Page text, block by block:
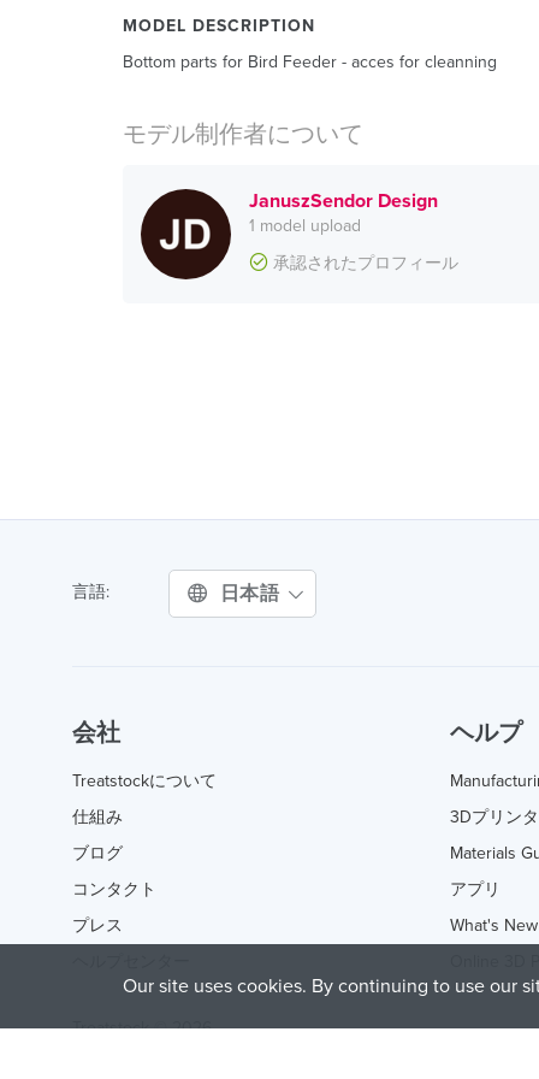
MODEL DESCRIPTION
Bottom parts for Bird Feeder - acces for cleanning
モデル制作者について
JanuszSendor Design
1 model upload
承認されたプロフィール
言語: 日本語
会社
Treatstockについて
仕組み
ブログ
コンタクト
プレス
ヘルプ
3Dプリン
Materials
アプリ
What's New
Treatstock © 2026
Our site uses cookies. By continuing to use our